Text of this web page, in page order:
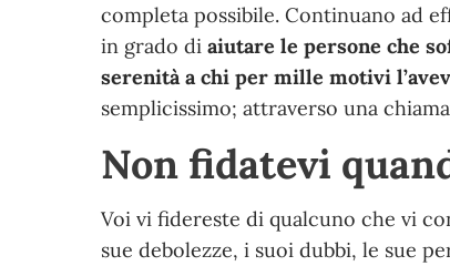
completa possibile. Continuano ad
in grado diaiutare le persone che
serenità a chi per mille motivi
semplicissimo; attraverso una
Non fidatevi
Voi vi fidereste di qualcuno che vi
sue debolezze, i suoi dubbi, le sue